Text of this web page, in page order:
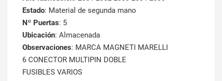
Estado: Material de segunda mano
Nº Puertas: 5
Ubicación: Almacenada
Observaciones: MARCA MAGNETI MARELLI
6 CONECTOR MULTIPIN DOBLE
FUSIBLES VARIOS